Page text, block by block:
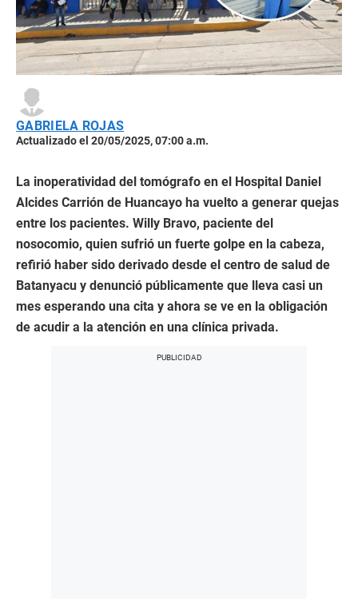
GABRIELA ROJAS
Actualizado el 20/05/2025, 07:00 a.m.
La inoperatividad del tomógrafo en el Hospital Daniel
Alcides Carrión de Huancayo ha vuelto a generar quejas
entre los pacientes. Willy Bravo, paciente del
nosocomio, quien sufrió un fuerte golpe en la cabeza,
refirió haber sido derivado desde el centro de salud de
Batanyacu y denunció públicamente que lleva casi un
mes esperando una cita y ahora se ve en la obligación
de acudir a la atención en una clínica privada.